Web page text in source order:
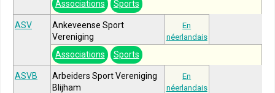
Associations Sports
ASV
Ankeveense Sport
Vereniging
En
néerlandais
Associations Sports
ASVB
Arbeiders Sport Vereniging
Blijham
En
néerlandais